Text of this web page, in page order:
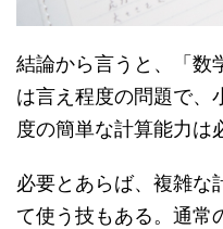
結論から言うと、「数
は言え程度の問題で、
度の簡単な計算能力は
必要とあらば、複雑な
て使う技もある。通常